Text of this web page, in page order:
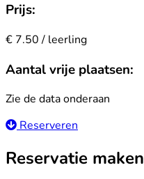
Prijs:
€ 7.50 / leerling
Aantal vrije plaatsen:
Zie de data onderaan
Reserveren
Reservatie maken